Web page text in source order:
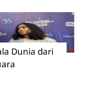
Dunia dari